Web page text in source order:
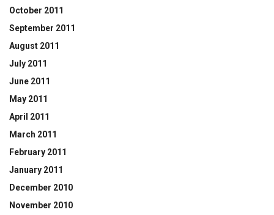
October 2011
September 2011
August 2011
July 2011
June 2011
May 2011
April 2011
March 2011
February 2011
January 2011
December 2010
November 2010